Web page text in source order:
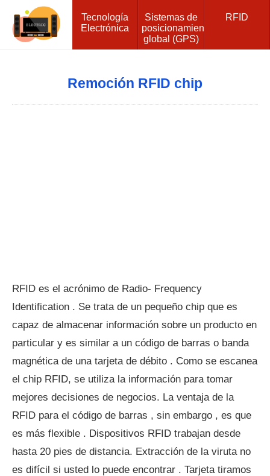
Tecnología
Electrónica
Sistemas de
posicionamiento
global (GPS)
RFID
Remoción RFID chip
RFID es el acrónimo de Radio- Frequency
Identification . Se trata de un pequeño chip que es
capaz de almacenar información sobre un producto en
particular y es similar a un código de barras o banda
magnética de una tarjeta de débito . Como se escanea
el chip RFID, se utiliza la información para tomar
mejores decisiones de negocios. La ventaja de la
RFID para el código de barras , sin embargo , es que
es más flexible . Dispositivos RFID trabajan desde
hasta 20 pies de distancia. Extracción de la viruta no
es difícil si usted lo puede encontrar . Tarjeta tiramos